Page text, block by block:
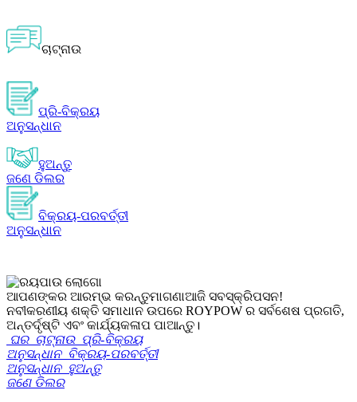
ଚାଟ୍‌ନାଉ
ପ୍ରି-ବିକ୍ରୟ
ଅନୁସନ୍ଧାନ
ହୁଅନ୍ତୁ
ଜଣେ ଡିଲର
ବିକ୍ରୟ-ପରବର୍ତ୍ତୀ
ଅନୁସନ୍ଧାନ
ଆପଣଙ୍କର ଆରମ୍ଭ କରନ୍ତୁମାଗଣାଆଜି ସବସ୍କ୍ରିପସନ!
ନବୀକରଣୀୟ ଶକ୍ତି ସମାଧାନ ଉପରେ ROYPOW ର ସର୍ବଶେଷ ପ୍ରଗତି,
ଅନ୍ତର୍ଦୃଷ୍ଟି ଏବଂ କାର୍ଯ୍ୟକଳାପ ପାଆନ୍ତୁ।
ଘର ଚାଟ୍‌ନାଉ ପ୍ରି-ବିକ୍ରୟ
ଅନୁସନ୍ଧାନ ବିକ୍ରୟ-ପରବର୍ତ୍ତୀ
ଅନୁସନ୍ଧାନ ହୁଅନ୍ତୁ
ଜଣେ ଡିଲର